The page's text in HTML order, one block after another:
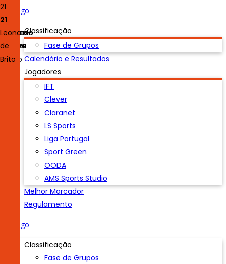
Classificação
Fase de Grupos
Calendário e Resultados
Jogadores
IFT
Clever
Claranet
LS Sports
Liga Portugal
Sport Green
OODA
AMS Sports Studio
Melhor Marcador
Regulamento
Classificação
Fase de Grupos
7
7
António
Lopes
20
20
Duarte
Félix
4
4Luís
Machado
10
10
Pedro
Ferreira
23
23
Nuno
Pereira
16
16
Celso
Simões
27
27
João
Pedro
Araújo
21
21
Leonardo
de
Brito